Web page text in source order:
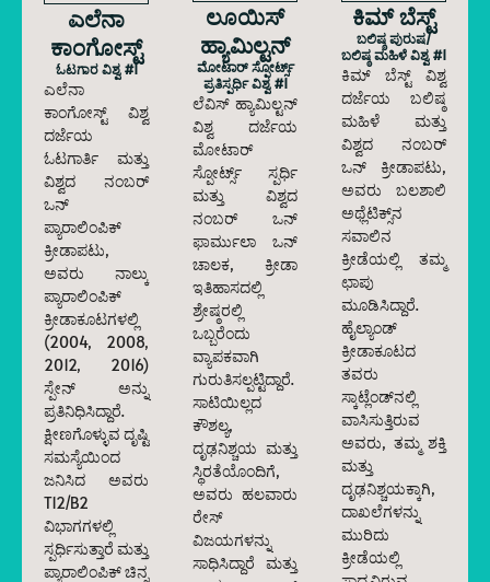
ಎಲೆನಾ
ಕಾಂಗೋಸ್ಟ್
ಓಟಗಾರ ವಿಶ್ವ #1
ಎಲೆನಾ
ಕಾಂಗೋಸ್ಟ್ ವಿಶ್ವ
ದರ್ಜೆಯ
ಓಟಗಾರ್ತಿ ಮತ್ತು
ವಿಶ್ವದ ನಂಬರ್
ಒನ್
ಪ್ಯಾರಾಲಿಂಪಿಕ್
ಕ್ರೀಡಾಪಟು,
ಅವರು ನಾಲ್ಕು
ಪ್ಯಾರಾಲಿಂಪಿಕ್
ಕ್ರೀಡಾಕೂಟಗಳಲ್ಲಿ
(2004, 2008,
2012, 2016)
ಸ್ಪೇನ್ ಅನ್ನು
ಪ್ರತಿನಿಧಿಸಿದ್ದಾರೆ.
ಕ್ಷೀಣಗೊಳ್ಳುವ ದೃಷ್ಟಿ
ಸಮಸ್ಯೆಯಿಂದ
ಜನಿಸಿದ ಅವರು
T12/B2
ವಿಭಾಗಗಳಲ್ಲಿ
ಸ್ಪರ್ಧಿಸುತ್ತಾರೆ ಮತ್ತು
ಪ್ಯಾರಾಲಿಂಪಿಕ್ ಚಿನ್ನ
ಲೂಯಿಸ್
ಹ್ಯಾಮಿಲ್ಟನ್
ಮೋಟಾರ್ ಸ್ಪೋರ್ಟ್ಸ್
ಪ್ರತಿಸ್ಪರ್ಧಿ ವಿಶ್ವ #1
ಲೆವಿಸ್ ಹ್ಯಾಮಿಲ್ಟನ್
ವಿಶ್ವ ದರ್ಜೆಯ
ಮೋಟಾರ್
ಸ್ಪೋರ್ಟ್ಸ್ ಸ್ಪರ್ಧಿ
ಮತ್ತು ವಿಶ್ವದ
ನಂಬರ್ ಒನ್
ಫಾರ್ಮುಲಾ ಒನ್
ಚಾಲಕ, ಕ್ರೀಡಾ
ಇತಿಹಾಸದಲ್ಲಿ
ಶ್ರೇಷ್ಠರಲ್ಲಿ
ಒಬ್ಬರೆಂದು
ವ್ಯಾಪಕವಾಗಿ
ಗುರುತಿಸಲ್ಪಟ್ಟಿದ್ದಾರೆ.
ಸಾಟಿಯಿಲ್ಲದ
ಕೌಶಲ್ಯ,
ದೃಢನಿಶ್ಚಯ ಮತ್ತು
ಸ್ಥಿರತೆಯೊಂದಿಗೆ,
ಅವರು ಹಲವಾರು
ರೇಸ್
ವಿಜಯಗಳನ್ನು
ಸಾಧಿಸಿದ್ದಾರೆ ಮತ್ತು
ಕಿಮ್ ಬೆಸ್ಟ್
ಬಲಿಷ್ಠ ಪುರುಷ/
ಬಲಿಷ್ಠ ಮಹಿಳೆ ವಿಶ್ವ #1
ಕಿಮ್ ಬೆಸ್ಟ್ ವಿಶ್ವ
ದರ್ಜೆಯ ಬಲಿಷ್ಠ
ಮಹಿಳೆ ಮತ್ತು
ವಿಶ್ವದ ನಂಬರ್
ಒನ್ ಕ್ರೀಡಾಪಟು,
ಅವರು ಬಲಶಾಲಿ
ಅಥ್ಲೆಟಿಕ್ಸ್‌ನ
ಸವಾಲಿನ
ಕ್ರೀಡೆಯಲ್ಲಿ ತಮ್ಮ
ಛಾಪು
ಮೂಡಿಸಿದ್ದಾರೆ.
ಹೈಲ್ಯಾಂಡ್
ಕ್ರೀಡಾಕೂಟದ
ತವರು
ಸ್ಕಾಟ್ಲೆಂಡ್‌ನಲ್ಲಿ
ವಾಸಿಸುತ್ತಿರುವ
ಅವರು, ತಮ್ಮ ಶಕ್ತಿ
ಮತ್ತು
ದೃಢನಿಶ್ಚಯಕ್ಕಾಗಿ,
ದಾಖಲೆಗಳನ್ನು
ಮುರಿದು
ಕ್ರೀಡೆಯಲ್ಲಿ